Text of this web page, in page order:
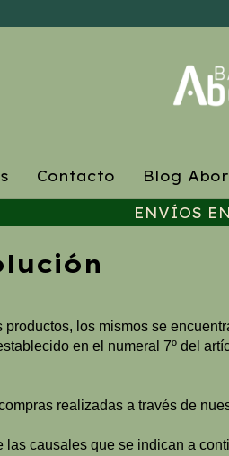
ENVÍOS
Contacto Blog
los mismos se
en el numeral 7º del
realizadas a través de
causales que se indican a